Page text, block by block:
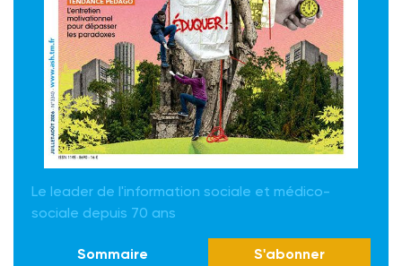
Le leader de l'information sociale et médico-
sociale depuis 70 ans
Sommaire S'abonner